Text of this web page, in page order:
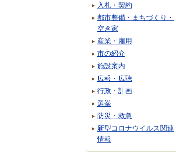
入札・契約
都市整備・まちづくり・
空き家
産業・雇用
市の紹介
施設案内
広報・広聴
行政・計画
選挙
防災・救急
新型コロナウイルス関連
情報